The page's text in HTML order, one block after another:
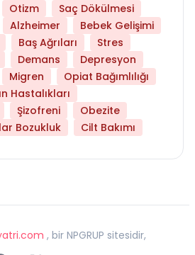
Otizm
Saç Dökülmesi
Alzheimer
Bebek Gelişimi
Baş Ağrıları
Stres
Demans
Depresyon
Migren
Opiat Bağımlılığı
Hastalıkları
Şizofreni
Obezite
Bozukluk Cilt Bakımı
, bir NPGRUP sitesidir,